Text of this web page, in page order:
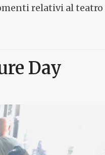
relativi al teatro
Day